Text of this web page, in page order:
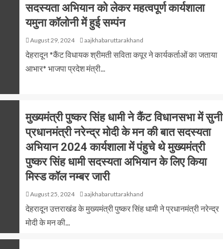
सदस्यता अभियान को लेकर महत्वपूर्ण कार्यशाला
यमुना कॉलोनी में हुई सम्पंन
August 29, 2024 aajkhabaruttarakhand
देहरादून *कैंट विधायक श्रीमती सविता कपूर ने कार्यकर्ताओं का जताया
आभार* भाजपा प्रदेश मंत्री...
मुख्यमंत्री पुष्कर सिंह धामी ने कैंट विधानसभा में सुनी
प्रधानमंत्री नरेन्द्र मोदी के मन की बात सदस्यता
अभियान 2024 कार्यशाला में पंहुचे थे मुख्यमंत्री
पुष्कर सिंह धामी सदस्यता अभियान के लिए किया
मिस्ड कॉल नम्बर जारी
August 25, 2024 aajkhabaruttarakhand
देहरादून उत्तराखंड के मुख्यमंत्री पुष्कर सिंह धामी ने प्रधानमंत्री नरेन्द्र
मोदी के मन की...